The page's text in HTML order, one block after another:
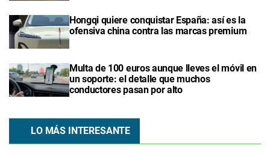
Hongqi quiere conquistar España: así es la
ofensiva china contra las marcas premium
Multa de 100 euros aunque lleves el móvil en
un soporte: el detalle que muchos
conductores pasan por alto
LO MÁS INTERESANTE